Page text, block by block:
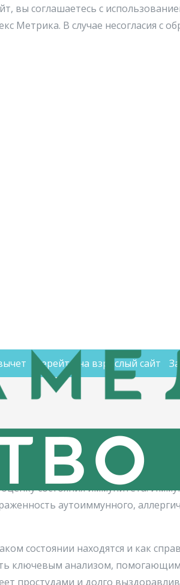
вы соглашаетесь с
Метрика. В случае несогласия
Перейти на взрослый сайт
состояния иммунитета.
аутоиммунного,
состоянии находятся и как
ключевым анализом,
простудами и долго